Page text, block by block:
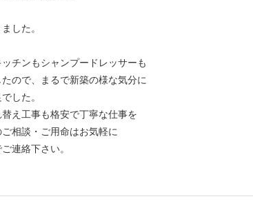
した。
チンもシャンプードレッサーも
ので、まるで新築の様な気分に
した。
え工事も格安で丁寧な仕事を
相談・ご用命はお気軽に
連絡下さい。